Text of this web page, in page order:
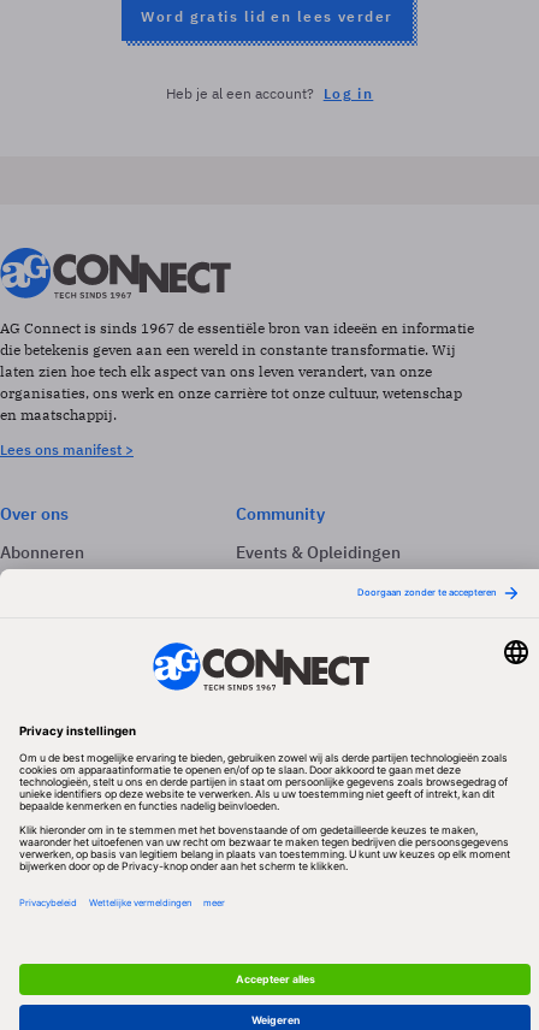
Word gratis lid en lees verder
Heb je al een account? Log in
AG Connect is sinds 1967 de essentiële bron van ideeën en informatie
die betekenis geven aan een wereld in constante transformatie. Wij
laten zien hoe tech elk aspect van ons leven verandert, van onze
organisaties, ons werk en onze carrière tot onze cultuur, wetenschap
en maatschappij.
Lees ons manifest >
Over ons
Abonneren
Adverteren
Community
Events & Opleidingen
Volg ons
Redactionele partner
Algemene Voorwaarden & Copyrights